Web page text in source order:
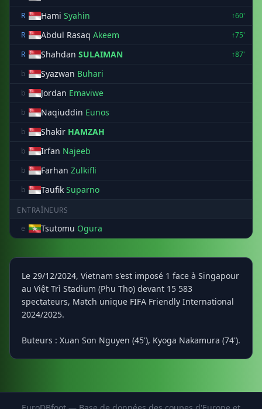
R
Hami Syahin
↑60'
R
Abdul Rasaq Akeem
↑75'
R
Shahdan SULAIMAN
↑87'
b
Syazwan Buhari
b Jordan Emaviwe
b Naqiuddin Eunos
b Shakir HAMZAH
b Irfan Najeeb
b Farhan Zulkifli
b Taufik Suparno
ENTRAÎNEURS
e
Tsutomu Ogura
Le 29/12/2024, Vietnam s'est imposé 1 face à Singapour
au Việt Trì Stadium (Phu Thọ) devant 15 583
spectateurs, Match unique FIFA Friendly International
2024/2025.
Buteurs : Xuan Son Nguyen (45'), Kyoga Nakamura (74').